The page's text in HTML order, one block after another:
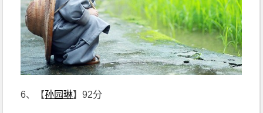
6、【孙园琳】92分